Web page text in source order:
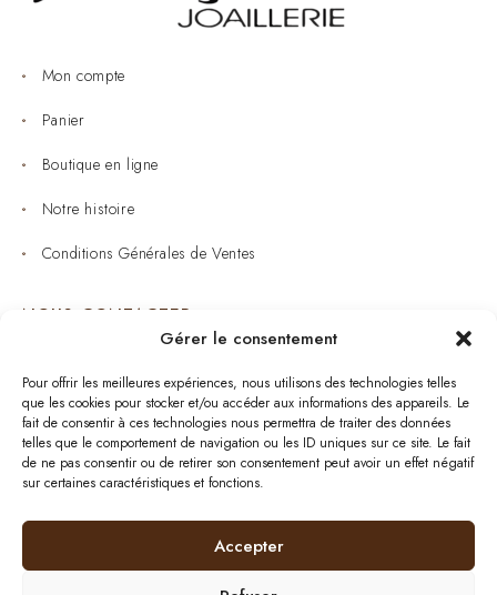
Gérer le consentement
Pour offrir les meilleures expériences, nous utilisons des technologies telles
que les cookies pour stocker et/ou accéder aux informations des appareils. Le
fait de consentir à ces technologies nous permettra de traiter des données
telles que le comportement de navigation ou les ID uniques sur ce site. Le fait
de ne pas consentir ou de retirer son consentement peut avoir un effet négatif
sur certaines caractéristiques et fonctions.
Accepter
Mon compte
Panier
Boutique en ligne
Notre histoire
Conditions Générales de Ventes
NOUS CONTACTER
Bijouterie : 05 53 53 64 11
Mardi au Samedi: 09:00 - 19:00
bijouterie.lavergne@orange.fr